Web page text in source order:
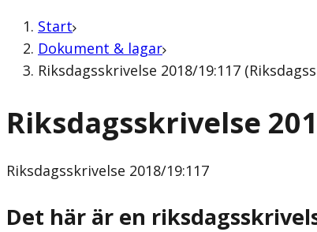
Start
Dokument & lagar
Riksdagsskrivelse 2018/19:117
Riksdagsskrivelse
Riksdagsskrivelse 2018/19:117
Det här är en